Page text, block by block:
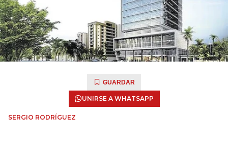
GUARDAR
UNIRSE A WHATSAPP
SERGIO RODRÍGUEZ